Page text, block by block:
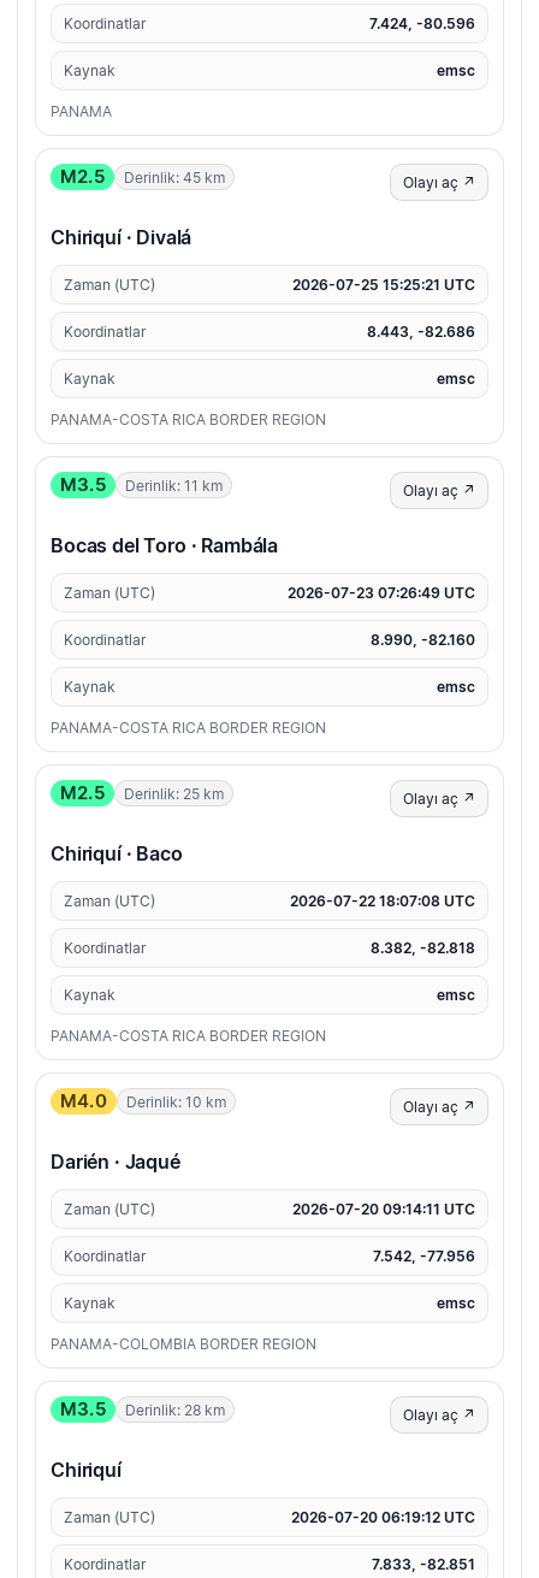
Koordinatlar 7.424, -80.596
Kaynak emsc
PANAMA
M2.5 Derinlik: 45 km Olayı aç ↗
Chiriquí · Divalá
Zaman (UTC) 2026-07-25 15:25:21 UTC
Koordinatlar 8.443, -82.686
Kaynak emsc
PANAMA-COSTA RICA BORDER REGION
M3.5 Derinlik: 11 km Olayı aç ↗
Bocas del Toro · Rambála
Zaman (UTC) 2026-07-23 07:26:49 UTC
Koordinatlar 8.990, -82.160
Kaynak emsc
PANAMA-COSTA RICA BORDER REGION
M2.5 Derinlik: 25 km Olayı aç ↗
Chiriquí · Baco
Zaman (UTC) 2026-07-22 18:07:08 UTC
Koordinatlar 8.382, -82.818
Kaynak emsc
PANAMA-COSTA RICA BORDER REGION
M4.0 Derinlik: 10 km Olayı aç ↗
Darién · Jaqué
Zaman (UTC) 2026-07-20 09:14:11 UTC
Koordinatlar 7.542, -77.956
Kaynak emsc
PANAMA-COLOMBIA BORDER REGION
M3.5 Derinlik: 28 km Olayı aç ↗
Chiriquí
Zaman (UTC) 2026-07-20 06:19:12 UTC
Koordinatlar 7.833, -82.851